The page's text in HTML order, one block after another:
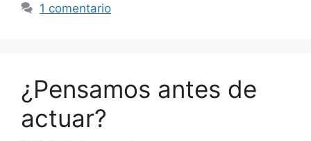
1 comentario
¿Pensamos antes de
actuar?